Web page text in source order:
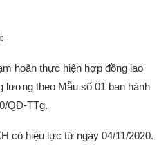
hoãn thực hiện hợp đồng lao
lương theo Mẫu số 01 ban hành
QĐ-TTg.
có hiệu lực từ ngày 04/11/2020.